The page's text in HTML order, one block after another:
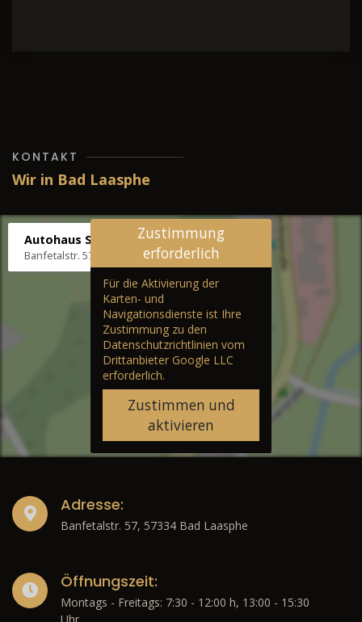
KONTAKT
Wir in Bad Laasphe
Autohaus Stenger
Banfetalstr. 57, 57334 Bad Laasphe
Zustimmung
erforderlich
Für die Aktivierung der
Karten- und
Navigationsdienste ist Ihre
Zustimmung zu den
Datenschutzrichtlinien vom
Drittanbieter Google LLC
erforderlich.
Zustimmen und
aktivieren
Adresse:
Banfetalstr. 57, 57334 Bad Laasphe
Öffnungszeit:
Montags - Freitags: 7:30 - 12:00 h, 13:00 - 15:30